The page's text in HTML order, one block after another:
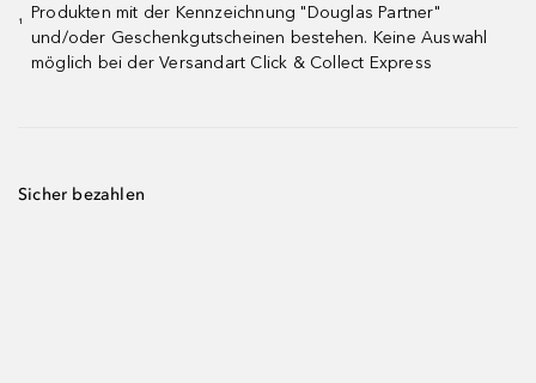
¹
Produkten mit der Kennzeichnung "Douglas Partner"
und/oder Geschenkgutscheinen bestehen. Keine Auswahl
möglich bei der Versandart Click & Collect Express
Sicher bezahlen